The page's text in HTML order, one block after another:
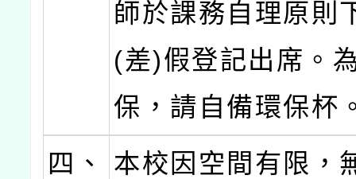
師於課務自理原則
(差)假登記出席。
保，請自備環保杯
四、
本校因空間有限，